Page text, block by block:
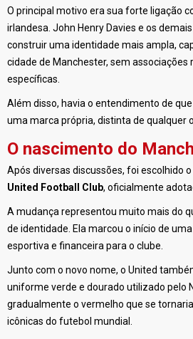
O principal motivo era sua forte ligação
irlandesa. John Henry Davies e os
construir uma identidade mais ampla,
cidade de Manchester, sem associações
específicas.
Além disso, havia o entendimento de
uma marca própria, distinta de qualquer
O nascimento do
Após diversas discussões, foi escolhido
United Football Club, oficialmente
A mudança representou muito mais do
de identidade. Ela marcou o início de
esportiva e financeira para o clube.
Junto com o novo nome, o United
uniforme verde e dourado utilizado pelo
gradualmente o vermelho que se
icônicas do futebol mundial.